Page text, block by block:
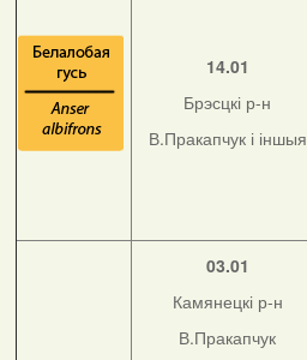
14.01
Брэсцкі р-н
В.Пракапчук і іншыя
03.01
Камянецкі р-н
В.Пракапчук